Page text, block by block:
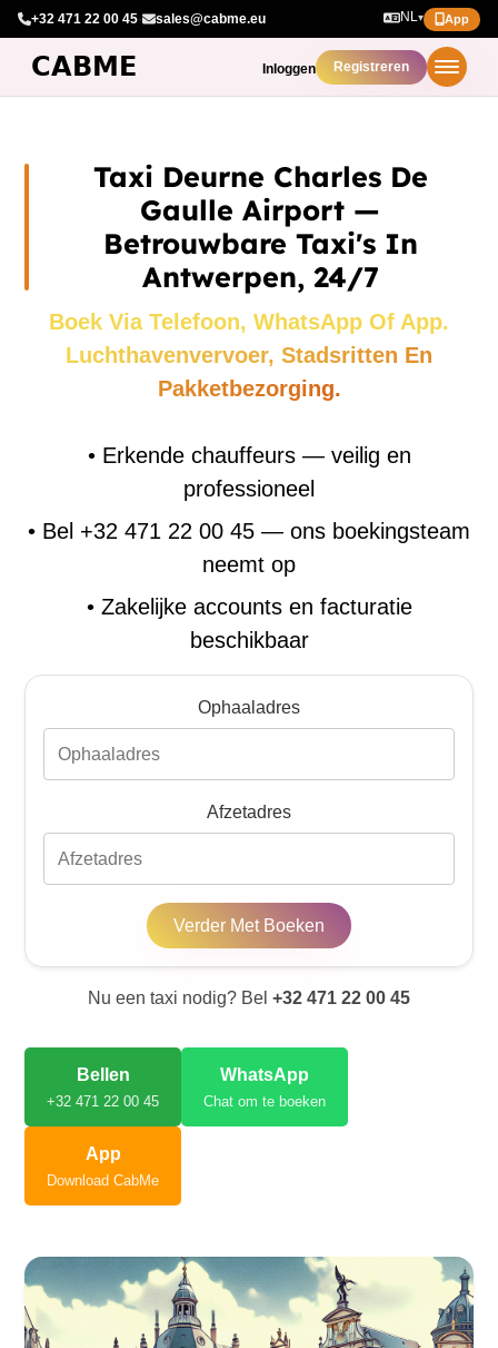
+32 471 22 00 45· sales@cabme.eu NL▾ App
Inloggen Registreren
Taxi Deurne Charles De
Gaulle Airport —
Betrouwbare Taxi's In
Antwerpen, 24/7
Boek Via Telefoon, WhatsApp Of App.
Luchthavenvervoer, Stadsritten En
Pakketbezorging.
• Erkende chauffeurs — veilig en
professioneel
• Bel +32 471 22 00 45 — ons boekingsteam
neemt op
• Zakelijke accounts en facturatie
beschikbaar
Ophaaladres
Afzetadres
Verder Met Boeken
Nu een taxi nodig? Bel +32 471 22 00 45
Bellen
+32 471 22 00 45
WhatsApp
Chat om te boeken
App
Download CabMe